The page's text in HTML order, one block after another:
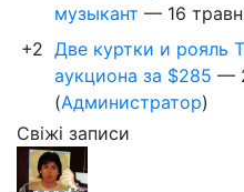
музыкант — 16
+2 Две куртки и рояль
аукциона за $285 —
(Администратор)
Свіжі записи